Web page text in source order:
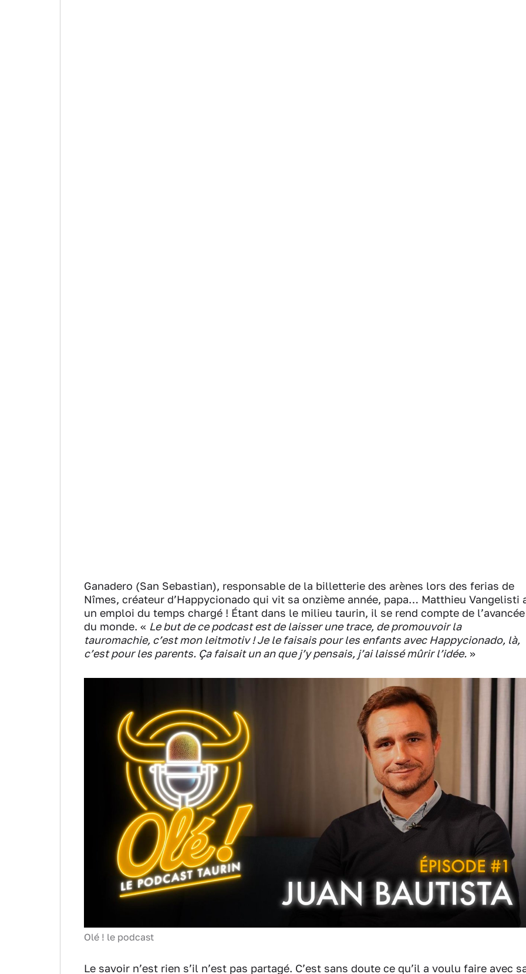
Ganadero (San Sebastian), responsable de la billetterie des arènes lors des ferias de
Nîmes, créateur d’Happycionado qui vit sa onzième année, papa… Matthieu Vangelisti
un emploi du temps chargé ! Étant dans le milieu taurin, il se rend compte de l’avancée
du monde. « Le but de ce podcast est de laisser une trace, de promouvoir la
tauromachie, c’est mon leitmotiv ! Je le faisais pour les enfants avec Happycionado, là,
c’est pour les parents. Ça faisait un an que j’y pensais, j’ai laissé mûrir l’idée. »
Olé ! le podcast
Le savoir n’est rien s’il n’est pas partagé. C’est sans doute ce qu’il a voulu faire avec